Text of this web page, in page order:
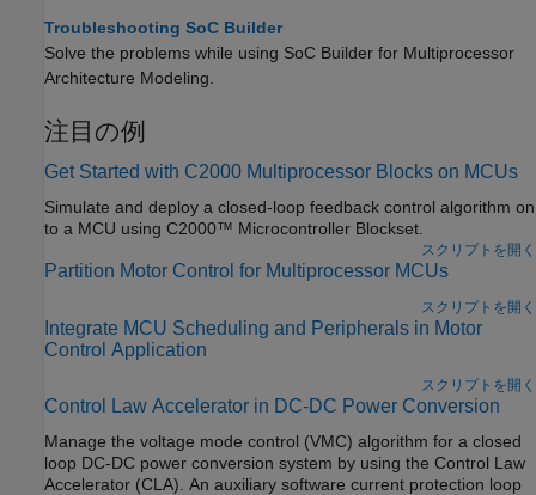
Troubleshooting SoC Builder
Solve the problems while using SoC Builder for Multiprocessor
Architecture Modeling.
注目の例
Get Started with C2000 Multiprocessor Blocks on MCUs
Simulate and deploy a closed-loop feedback control algorithm on
to a MCU using C2000™ Microcontroller Blockset.
スクリプトを開く
Partition Motor Control for Multiprocessor MCUs
スクリプトを開く
Integrate MCU Scheduling and Peripherals in Motor
Control Application
スクリプトを開く
Control Law Accelerator in DC-DC Power Conversion
Manage the voltage mode control (VMC) algorithm for a closed
loop DC-DC power conversion system by using the Control Law
Accelerator (CLA). An auxiliary software current protection loop